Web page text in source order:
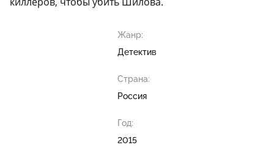
Жанр:
Детектив
Страна:
Россия
Год:
2015